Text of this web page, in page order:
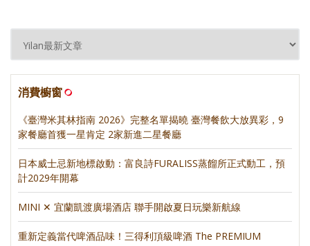
消費櫥窗
《臺灣米其林指南 2026》完整名單揭曉 臺灣餐飲大放異彩，9
家餐廳首獲一星肯定 2家新進二星餐廳
日本威士忌新地標啟動：富良詩FURALISS蒸餾所正式動工，預
計2029年開幕
MINI ✕ 宜蘭凱渡廣場酒店 聯手開啟夏日玩樂新航線
重新定義當代啤酒品味！三得利頂級啤酒 The PREMIUM